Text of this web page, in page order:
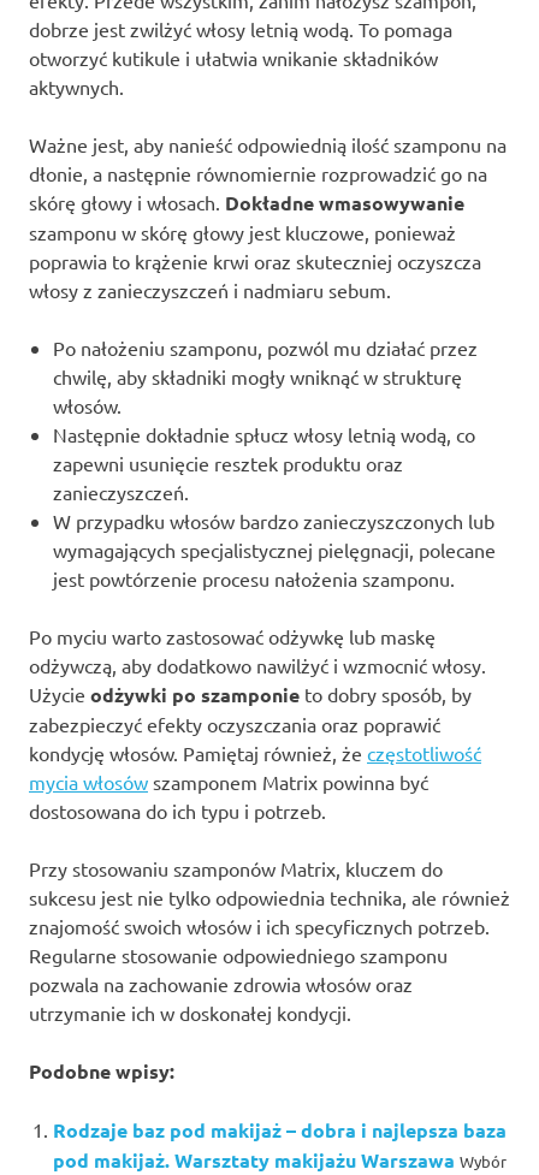
dobrze jest zwilżyć włosy letnią wodą. To pomaga
otworzyć kutikule i ułatwia wnikanie składników
aktywnych.
Ważne jest, aby nanieść odpowiednią ilość szamponu na
dłonie, a następnie równomiernie rozprowadzić go na
skórę głowy i włosach. Dokładne wmasowywanie
szamponu w skórę głowy jest kluczowe, ponieważ
poprawia to krążenie krwi oraz skuteczniej oczyszcza
włosy z zanieczyszczeń i nadmiaru sebum.
Po nałożeniu szamponu, pozwól mu działać przez
chwilę, aby składniki mogły wniknąć w strukturę
włosów.
Następnie dokładnie spłucz włosy letnią wodą, co
zapewni usunięcie resztek produktu oraz
zanieczyszczeń.
W przypadku włosów bardzo zanieczyszczonych lub
wymagających specjalistycznej pielęgnacji, polecane
jest powtórzenie procesu nałożenia szamponu.
Po myciu warto zastosować odżywkę lub maskę
odżywczą, aby dodatkowo nawilżyć i wzmocnić włosy.
Użycie odżywki po szamponie to dobry sposób, by
zabezpieczyć efekty oczyszczania oraz poprawić
kondycję włosów. Pamiętaj również, że częstotliwość
mycia włosów szamponem Matrix powinna być
dostosowana do ich typu i potrzeb.
Przy stosowaniu szamponów Matrix, kluczem do
sukcesu jest nie tylko odpowiednia technika, ale również
znajomość swoich włosów i ich specyficznych potrzeb.
Regularne stosowanie odpowiedniego szamponu
pozwala na zachowanie zdrowia włosów oraz
utrzymanie ich w doskonałej kondycji.
Podobne wpisy:
Rodzaje baz pod makijaż – dobra i najlepsza baza
pod makijaż. Warsztaty makijażu Warszawa Wybór